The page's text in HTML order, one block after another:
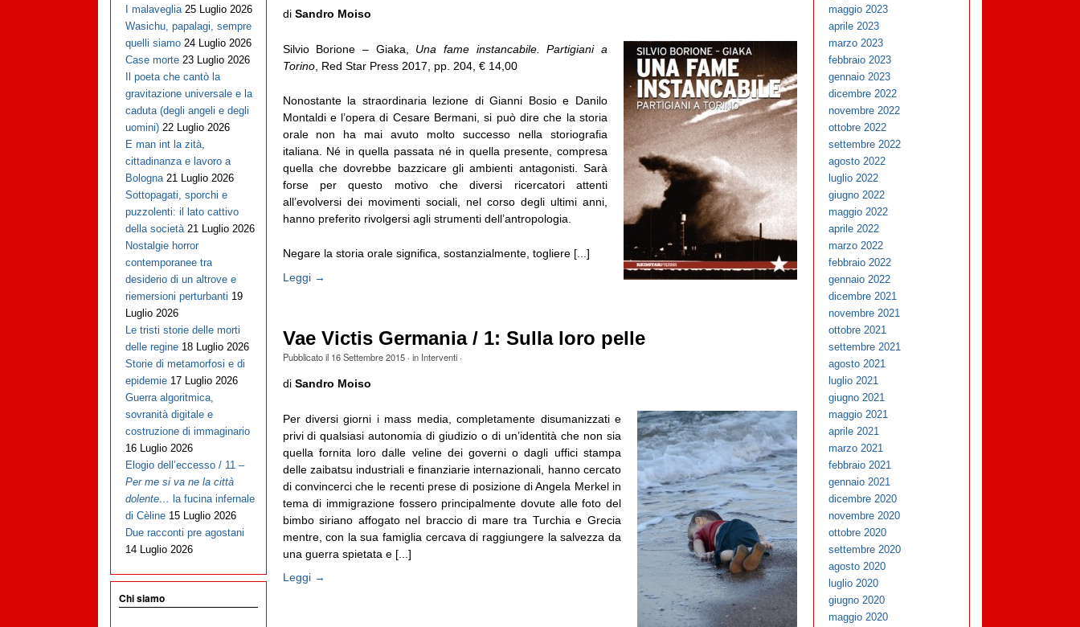
di Sandro Moiso
Silvio Borione – Giaka, Una fame instancabile. Partigiani a
Torino, Red Star Press 2017, pp. 204, € 14,00
Nonostante la straordinaria lezione di Gianni Bosio e Danilo
Montaldi e l’opera di Cesare Bermani, si può dire che la storia
orale non ha mai avuto molto successo nella storiografia
italiana. Né in quella passata né in quella presente, compresa
quella che dovrebbe bazzicare gli ambienti antagonisti. Sarà
forse per questo motivo che diversi ricercatori attenti
all’evolversi dei movimenti sociali, nel corso degli ultimi anni,
hanno preferito rivolgersi agli strumenti dell’antropologia.
Negare la storia orale significa, sostanzialmente, togliere [...]
Leggi →
Vae Victis Germania / 1: Sulla loro pelle
Pubblicato il 16 Settembre 2015· in Interventi·
di Sandro Moiso
Per diversi giorni i mass media, completamente disumanizzati e
privi di qualsiasi autonomia di giudizio o di un’identità che non sia
quella fornita loro dalle veline dei governi o dagli uffici stampa
delle zaibatsu industriali e finanziarie internazionali, hanno cercato
di convincerci che le recenti prese di posizione di Angela Merkel in
tema di immigrazione fossero principalmente dovute alle foto del
bimbo siriano affogato nel braccio di mare tra Turchia e Grecia
mentre, con la sua famiglia cercava di raggiungere la salvezza da
una guerra spietata e [...]
Leggi →
I malaveglia 25 Luglio 2026
Wasichu, papalagi, sempre
quelli siamo 24 Luglio 2026
Case morte 23 Luglio 2026
Il poeta che cantò la
gravitazione universale e la
caduta (degli angeli e degli
uomini) 22 Luglio 2026
E man int la zità,
cittadinanza e lavoro a
Bologna 21 Luglio 2026
Sottopagati, sporchi e
puzzolenti: il lato cattivo
della società 21 Luglio 2026
Nostalgie horror
contemporanee tra
desiderio di un altrove e
riemersioni perturbanti 19
Luglio 2026
Le tristi storie delle morti
delle regine 18 Luglio 2026
Storie di metamorfosi e di
epidemie 17 Luglio 2026
Guerra algoritmica,
sovranità digitale e
costruzione di immaginario
16 Luglio 2026
Elogio dell’eccesso / 11 –
Per me si va ne la città
dolente… la fucina infernale
di Cèline 15 Luglio 2026
Due racconti pre agostani
14 Luglio 2026
Chi siamo
maggio 2023
aprile 2023
marzo 2023
febbraio 2023
gennaio 2023
dicembre 2022
novembre 2022
ottobre 2022
settembre 2022
agosto 2022
luglio 2022
giugno 2022
maggio 2022
aprile 2022
marzo 2022
febbraio 2022
gennaio 2022
dicembre 2021
novembre 2021
ottobre 2021
settembre 2021
agosto 2021
luglio 2021
giugno 2021
maggio 2021
aprile 2021
marzo 2021
febbraio 2021
gennaio 2021
dicembre 2020
novembre 2020
ottobre 2020
settembre 2020
agosto 2020
luglio 2020
giugno 2020
maggio 2020